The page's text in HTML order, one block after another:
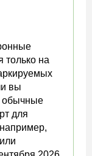
только на
вы
обычные
для